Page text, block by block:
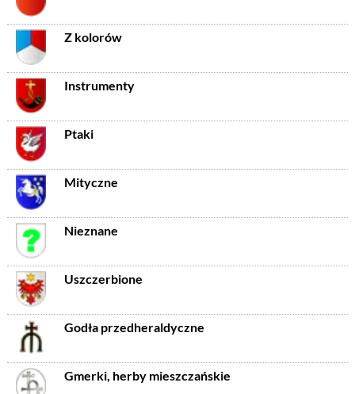
Z kolorów
Instrumenty
Ptaki
Mityczne
Nieznane
Uszczerbione
Godła przedheraldyczne
Gmerki, herby mieszczańskie